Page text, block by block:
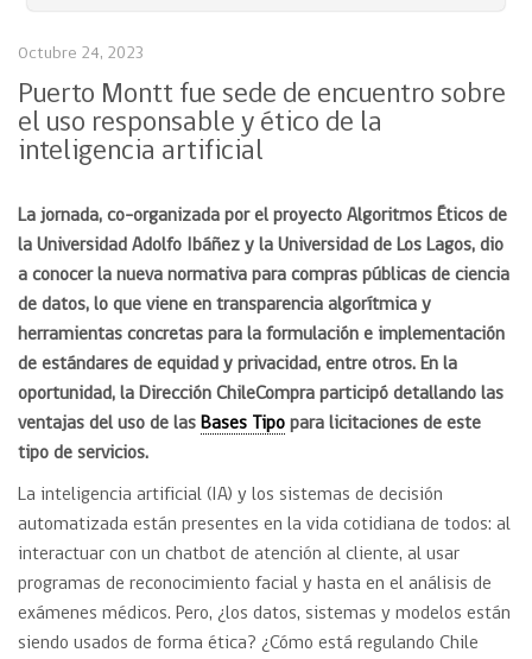
Octubre 24, 2023
Puerto Montt fue sede de encuentro sobre
el uso responsable y ético de la
inteligencia artificial
La jornada, co-organizada por el proyecto Algoritmos Éticos de
la Universidad Adolfo Ibáñez y la Universidad de Los Lagos, dio
a conocer la nueva normativa para compras públicas de ciencia
de datos, lo que viene en transparencia algorítmica y
herramientas concretas para la formulación e implementación
de estándares de equidad y privacidad, entre otros. En la
oportunidad, la Dirección ChileCompra participó detallando las
ventajas del uso de las Bases Tipo para licitaciones de este
tipo de servicios.
La inteligencia artificial (IA) y los sistemas de decisión
automatizada están presentes en la vida cotidiana de todos: al
interactuar con un chatbot de atención al cliente, al usar
programas de reconocimiento facial y hasta en el análisis de
exámenes médicos. Pero, ¿los datos, sistemas y modelos están
siendo usados de forma ética? ¿Cómo está regulando Chile